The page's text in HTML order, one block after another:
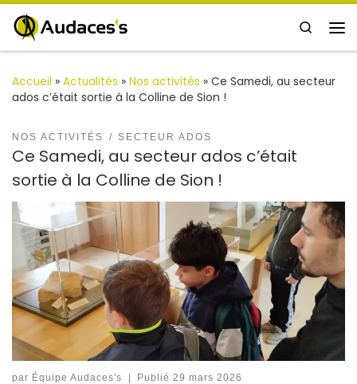
Passer au contenu
Search
Accueil » Actualités » Nos activités » Ce Samedi, au secteur
ados c’était sortie à la Colline de Sion !
NOS ACTIVITÉS SECTEUR ADOS
Ce Samedi, au secteur ados c’était
sortie à la Colline de Sion !
par Équipe Audaces's | Publié29 mars 2026